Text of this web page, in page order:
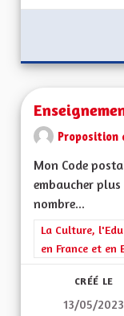
Proposition
Mon Code
embaucher
nombre...
Filtrer les
La Culture,
en France et en
CRÉÉ LE
13/05/2023